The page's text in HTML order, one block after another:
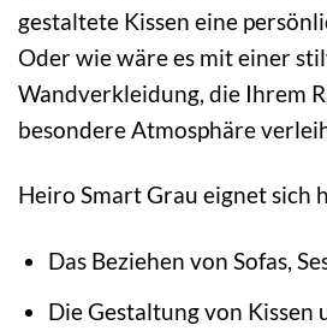
gestaltete Kissen eine
Oder wie wäre es mit einer
Wandverkleidung, die Ihrem
besondere Atmosphäre
Heiro Smart Grau eignet sich
Das Beziehen von Sofas,
Die Gestaltung von Kissen